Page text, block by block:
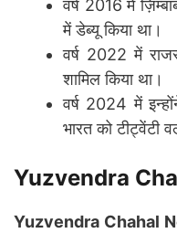
वर्ष 2016 में
में डेब्यू किया था।
वर्ष 2022 में
शामिल किया था।
वर्ष 2024 में
भारत को टीट्वेंटी
Yuzvendra
Yuzvendra Chahal